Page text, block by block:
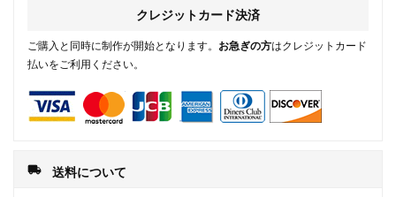
クレジットカード決済
ご購入と同時に制作が開始となります。 お急ぎの方はクレジットカード
払いをご利用ください。
local_shipping 送料について